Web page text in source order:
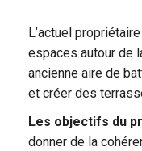
L’actuel
espaces autour de
ancienne aire de
et créer des
Les objectifs du
donner de la